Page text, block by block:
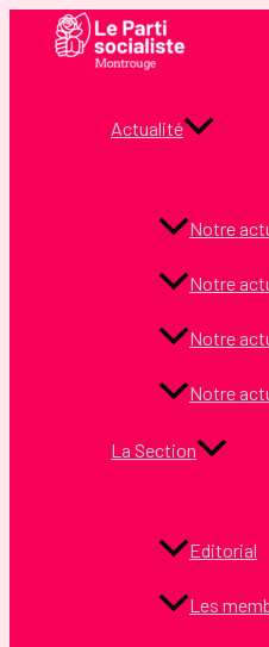
Actualité
Notre
Notre
Notre
Notre
La Section
Editorial
Les